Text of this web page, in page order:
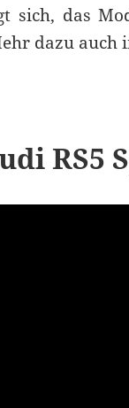
sich, das
dazu auch
RS5